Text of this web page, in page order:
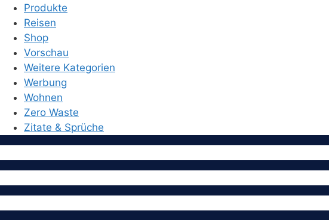
Produkte
Reisen
Shop
Vorschau
Weitere Kategorien
Werbung
Wohnen
Zero Waste
Zitate & Sprüche